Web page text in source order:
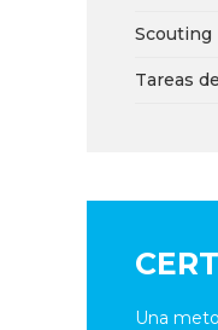
Scouting
Tareas
Una